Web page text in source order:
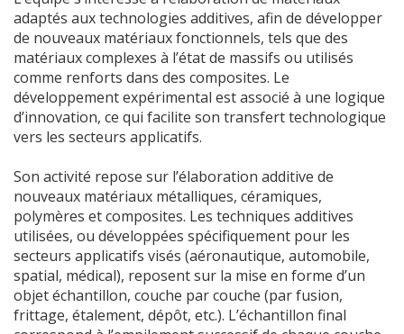
adaptés aux technologies additives, afin de développer
de nouveaux matériaux fonctionnels, tels que des
matériaux complexes à l’état de massifs ou utilisés
comme renforts dans des composites. Le
développement expérimental est associé à une logique
d’innovation, ce qui facilite son transfert technologique
vers les secteurs applicatifs.
Son activité repose sur l’élaboration additive de
nouveaux matériaux métalliques, céramiques,
polymères et composites. Les techniques additives
utilisées, ou développées spécifiquement pour les
secteurs applicatifs visés (aéronautique, automobile,
spatial, médical), reposent sur la mise en forme d’un
objet échantillon, couche par couche (par fusion,
frittage, étalement, dépôt, etc.). L’échantillon final